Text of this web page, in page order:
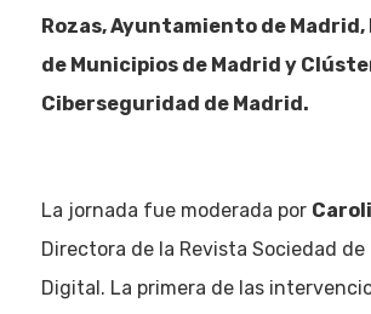
Rozas, Ayuntamiento de
de Municipios de Madrid y
Ciberseguridad de Madrid.
La jornada fue moderada por
Directora de la Revista Sociedad
Digital. La primera de las